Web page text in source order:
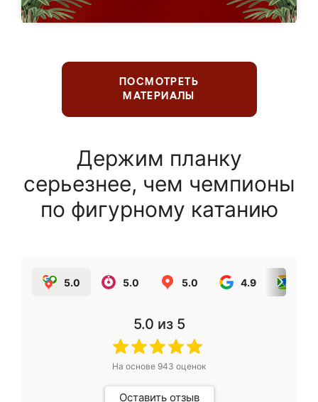
ПОСМОТРЕТЬ
МАТЕРИАЛЫ
Держим планку
серьезнее, чем чемпионы
по фигурному катанию
5.0 5.0 5.0 4.9
5.0 из 5
На основе 943 оценок
Оставить отзыв